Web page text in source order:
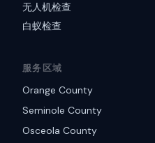
无人机检查
白蚁检查
服务区域
Orange County
Seminole County
Osceola County